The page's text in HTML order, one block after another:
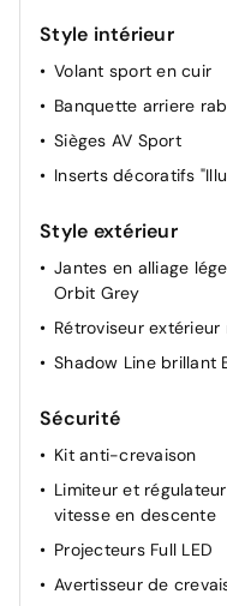
Style intérieur
Volant sport en cuir
Banquette arriere
Sièges AV Sport
Inserts décoratifs
Style extérieur
Jantes en alliage
Orbit Grey
Rétroviseur
Shadow Line brillant
Sécurité
Kit anti-crevaison
Limiteur et
vitesse en descente
Projecteurs Full LED
Avertisseur de